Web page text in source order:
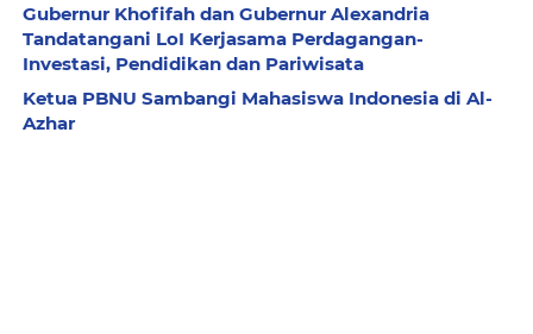
Gubernur Khofifah dan Gubernur Alexandria
Tandatangani LoI Kerjasama Perdagangan-
Investasi, Pendidikan dan Pariwisata
Ketua PBNU Sambangi Mahasiswa Indonesia di Al-
Azhar